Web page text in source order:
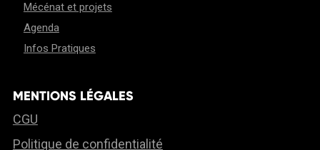
Mécénat et projets
Agenda
Infos Pratiques
MENTIONS LÉGALES
CGU
Politique de confidentialité